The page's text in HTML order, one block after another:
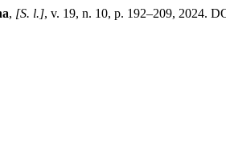
, [S. l.], v. 19, n. 10, p. 192–209, 2024.